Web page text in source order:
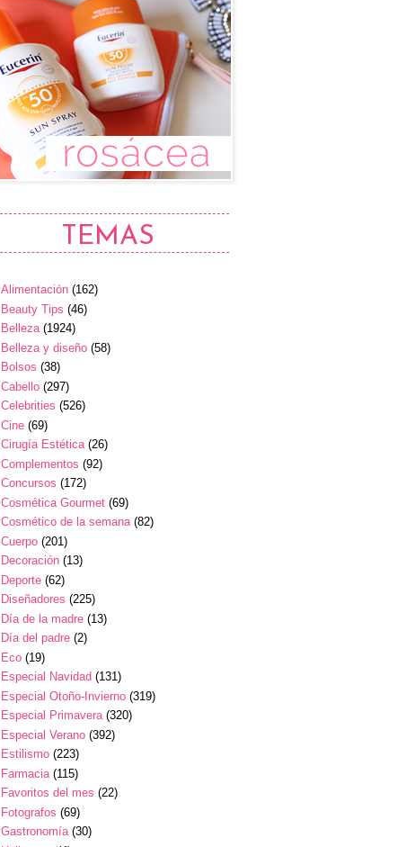
TEMAS
Alimentación (162)
Beauty Tips (46)
Belleza (1924)
Belleza y diseño (58)
Bolsos (38)
Cabello (297)
Celebrities (526)
Cine (69)
Cirugía Estética (26)
Complementos (92)
Concursos (172)
Cosmética Gourmet (69)
Cosmético de la semana (82)
Cuerpo (201)
Decoración (13)
Deporte (62)
Diseñadores (225)
Día de la madre (13)
Día del padre (2)
Eco (19)
Especial Navidad (131)
Especial Otoño-Invierno (319)
Especial Primavera (320)
Especial Verano (392)
Estilismo (223)
Farmacia (115)
Favoritos del mes (22)
Fotografos (69)
Gastronomía (30)